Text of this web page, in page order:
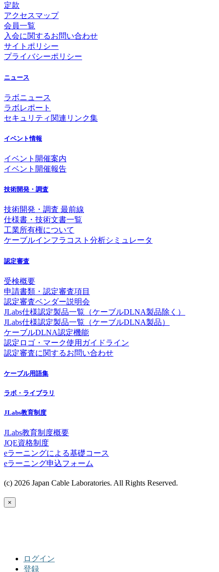
定款
アクセスマップ
会員一覧
入会に関するお問い合わせ
サイトポリシー
プライバシーポリシー
ニュース
ラボニュース
ラボレポート
セキュリティ関連リンク集
イベント情報
イベント開催案内
イベント開催報告
技術開発・調査
技術開発・調査 最前線
仕様書・技術文書一覧
工業所有権について
ケーブルインフラコスト分析シミュレータ
認定審査
受検概要
申請書類・認定審査項目
認定審査ベンダー説明会
JLabs仕様認定製品一覧（ケーブルDLNA製品除く）
JLabs仕様認定製品一覧（ケーブルDLNA製品）
ケーブルDLNA認定機能
認定ロゴ・マーク使用ガイドライン
認定審査に関するお問い合わせ
ケーブル用語集
ラボ・ライブラリ
JLabs教育制度
JLabs教育制度概要
JQE資格制度
eラーニングによる基礎コース
eラーニング申込フォーム
(c) 2026 Japan Cable Laboratories. All Rights Reserved.
×
ログイン
登録